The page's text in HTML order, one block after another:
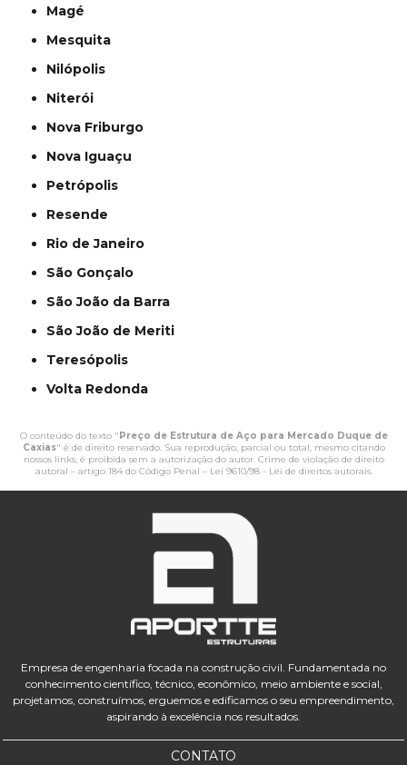
Magé
Mesquita
Nilópolis
Niterói
Nova Friburgo
Nova Iguaçu
Petrópolis
Resende
Rio de Janeiro
São Gonçalo
São João da Barra
São João de Meriti
Teresópolis
Volta Redonda
O conteúdo do texto " Preço de Estrutura de Aço para Mercado Duque de
Caxias" é de direito reservado. Sua reprodução, parcial ou total, mesmo citando
nossos links, é proibida sem a autorização do autor. Crime de violação de direito
autoral – artigo 184 do Código Penal – Lei 9610/98 - Lei de direitos autorais.
Empresa de engenharia focada na construção civil. Fundamentada no
conhecimento científico, técnico, econômico, meio ambiente e social,
projetamos, construímos, erguemos e edificamos o seu empreendimento,
aspirando à excelência nos resultados.
CONTATO